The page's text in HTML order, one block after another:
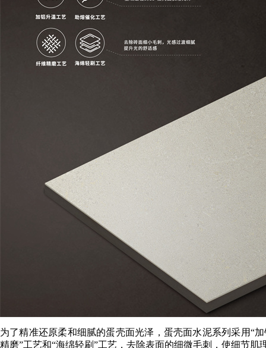
为了精准还原柔和细腻的蛋壳面光泽，蛋壳面水泥系列采用“
精磨”工艺和“海绵轻刷”工艺，去除表面的细微毛刺，使细节